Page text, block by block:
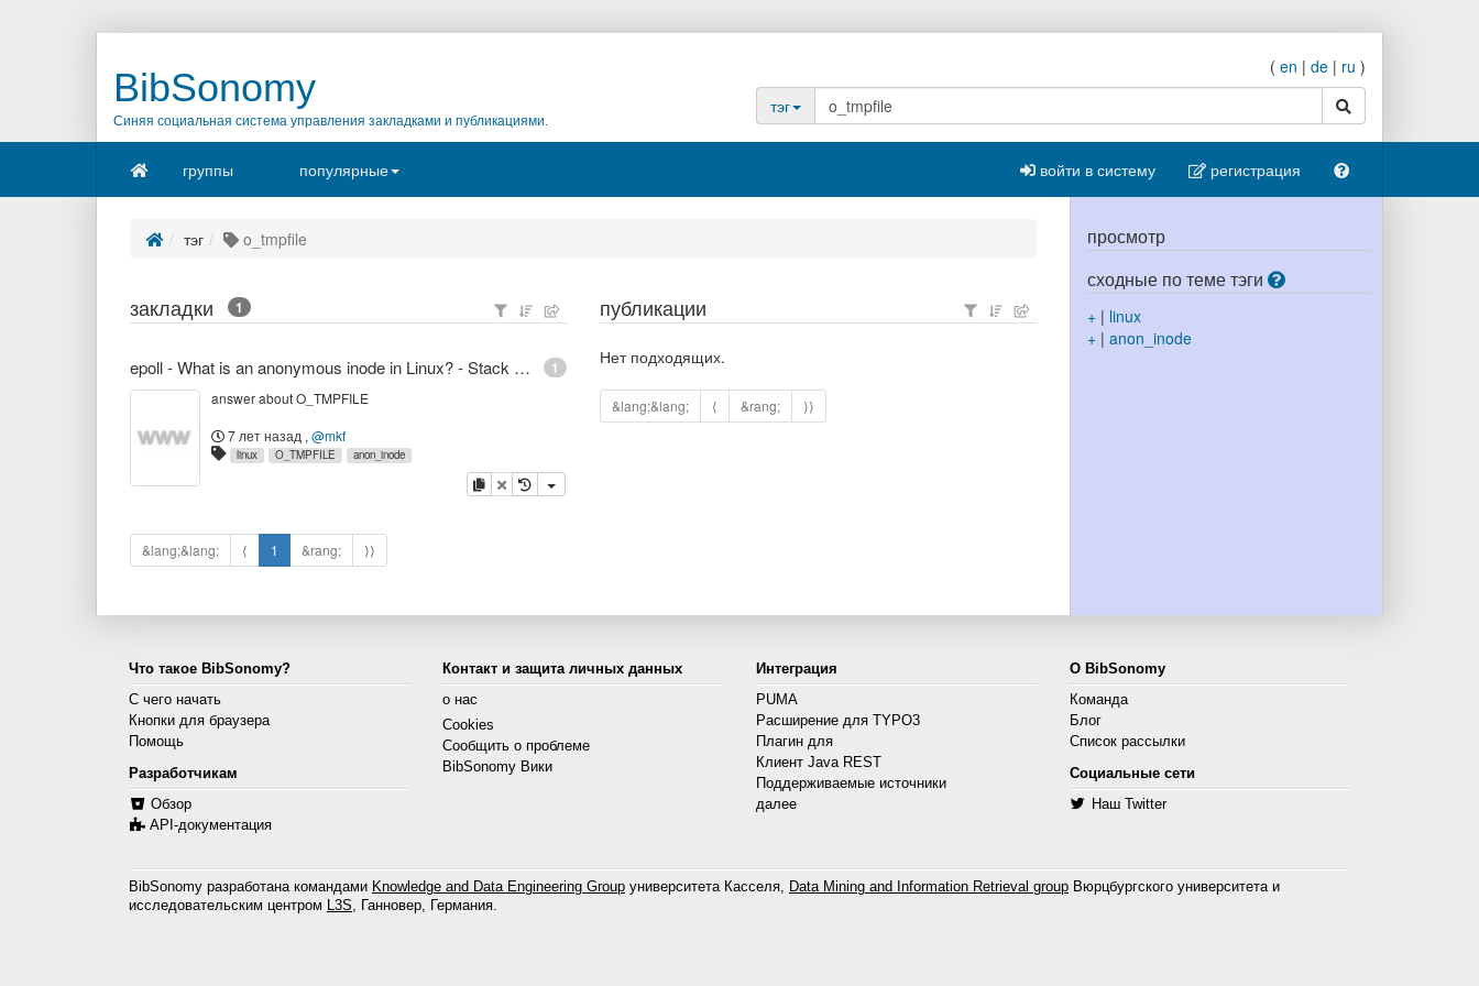
BibSonomy
Синяя социальная система управления закладками и публикациями.
( en | de | ru )
тэг
поиск
группы популярные войти в систему регистрация
тэг o_tmpfile
закладки 1
1
epoll - What is an anonymous inode in Linux? - Stack Overflow
answer about O_TMPFILE
7 лет назад , @mkf
linux O_TMPFILE anon_inode
копировать
удалить
&lang;&lang; ⟨ 1 &rang; ⟩⟩
публикации
Нет подходящих.
&lang;&lang; ⟨ &rang; ⟩⟩
просмотр
сходные по теме тэги
+| linux
+| anon_inode
Что такое BibSonomy?
С чего начать
Кнопки для браузера
Помощь
Разработчикам
Обзор
API-документация
Контакт и защита личных данных
о нас
Cookies
Сообщить о проблеме
BibSonomy Вики
Интеграция
PUMA
Расширение для TYPO3
Плагин для
Клиент Java REST
Поддерживаемые источники
далее
О BibSonomy
Команда
Блог
Список рассылки
Социальные сети
Наш Twitter
BibSonomy разработана командами Knowledge and Data Engineering Group университета Касселя, Data Mining and Information Retrieval group Вюрцбургского университета и
исследовательским центром L3S, Ганновер, Германия.